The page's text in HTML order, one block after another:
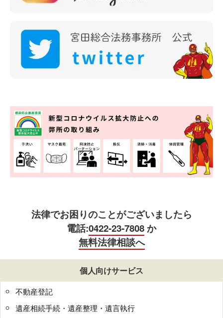
法律でお困りのことがございましたら
電話:0422-23-7808か
無料法律相談へ
個人向けサービス
不動産登記
遺産相続手続・遺産整理・遺言執行